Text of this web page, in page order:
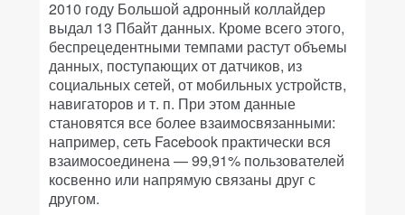
2010 году Большой адронный коллайдер
выдал 13 Пбайт данных. Кроме всего этого,
беспрецедентными темпами растут объемы
данных, поступающих от датчиков, из
социальных сетей, от мобильных устройств,
навигаторов и т. п. При этом данные
становятся все более взаимосвязанными:
например, сеть Facebook практически вся
взаимосоединена — 99,91% пользователей
косвенно или напрямую связаны друг с
другом.